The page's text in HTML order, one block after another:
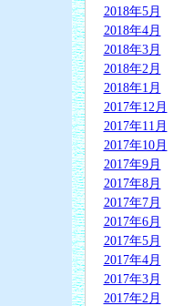
2018年5月
2018年4月
2018年3月
2018年2月
2018年1月
2017年12月
2017年11月
2017年10月
2017年9月
2017年8月
2017年7月
2017年6月
2017年5月
2017年4月
2017年3月
2017年2月